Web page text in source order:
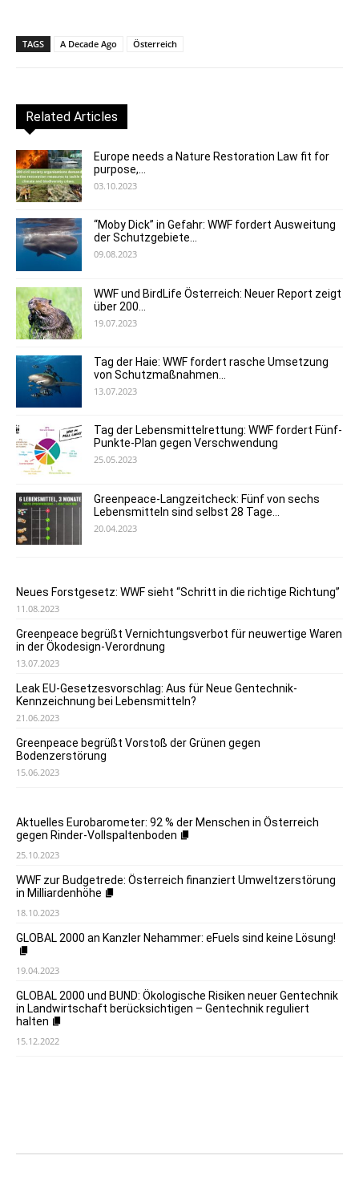
TAGS A Decade Ago Österreich
Related Articles
Europe needs a Nature Restoration Law fit for
purpose,...
03.10.2023
“Moby Dick” in Gefahr: WWF fordert Ausweitung
der Schutzgebiete...
09.08.2023
WWF und BirdLife Österreich: Neuer Report zeigt
über 200...
19.07.2023
Tag der Haie: WWF fordert rasche Umsetzung
von Schutzmaßnahmen...
13.07.2023
Tag der Lebensmittelrettung: WWF fordert Fünf-
Punkte-Plan gegen Verschwendung
25.05.2023
Greenpeace-Langzeitcheck: Fünf von sechs
Lebensmitteln sind selbst 28 Tage...
20.04.2023
Neues Forstgesetz: WWF sieht “Schritt in die richtige Richtung”
11.08.2023
Greenpeace begrüßt Vernichtungsverbot für neuwertige Waren
in der Ökodesign-Verordnung
13.07.2023
Leak EU-Gesetzesvorschlag: Aus für Neue Gentechnik-
Kennzeichnung bei Lebensmitteln?
21.06.2023
Greenpeace begrüßt Vorstoß der Grünen gegen
Bodenzerstörung
15.06.2023
Aktuelles Eurobarometer: 92 % der Menschen in Österreich
gegen Rinder-Vollspaltenboden
25.10.2023
WWF zur Budgetrede: Österreich finanziert Umweltzerstörung
in Milliardenhöhe
18.10.2023
GLOBAL 2000 an Kanzler Nehammer: eFuels sind keine Lösung!
19.04.2023
GLOBAL 2000 und BUND: Ökologische Risiken neuer Gentechnik
in Landwirtschaft berücksichtigen – Gentechnik reguliert
halten
15.12.2022